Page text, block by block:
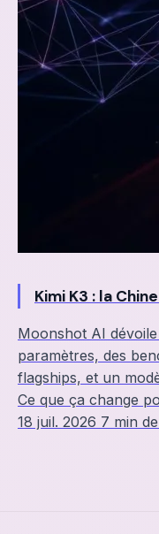
Kimi K3 : la
Moonshot AI
paramètres, des
flagships, et un
Ce que ça change
18 juil. 2026 7 min